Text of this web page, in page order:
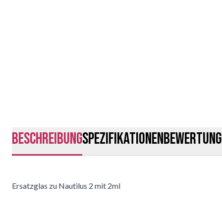
BeschreibungSpezifikationen
Ersatzglas zu Nautilus 2 mit 2ml